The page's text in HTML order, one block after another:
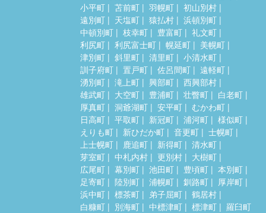
小平町
苫前町 羽幌町
初山別村
遠別町
天塩町 猿払村
浜頓別町
中頓別町
枝幸町 豊富町
礼文町
利尻町
利尻富士町 幌延町
美幌町
津別町
斜里町 清里町
小清水町
訓子府町
置戸町 佐呂間町
遠軽町
湧別町
滝上町 興部町
西興部村
雄武町
大空町 豊浦町 壮瞥町
白老町
厚真町
洞爺湖町 安平町
むかわ町
日高町
平取町 新冠町 浦河町
様似町
えりも町
新ひだか町 音更町
士幌町
上士幌町
鹿追町 新得町
清水町
芽室町
中札内村 更別村
大樹町
広尾町
幕別町 池田町 豊頃町
本別町
足寄町
陸別町 浦幌町 釧路町
厚岸町
浜中町
標茶町 弟子屈町
鶴居村
白糠町
別海町 中標津町 標津町 羅臼町